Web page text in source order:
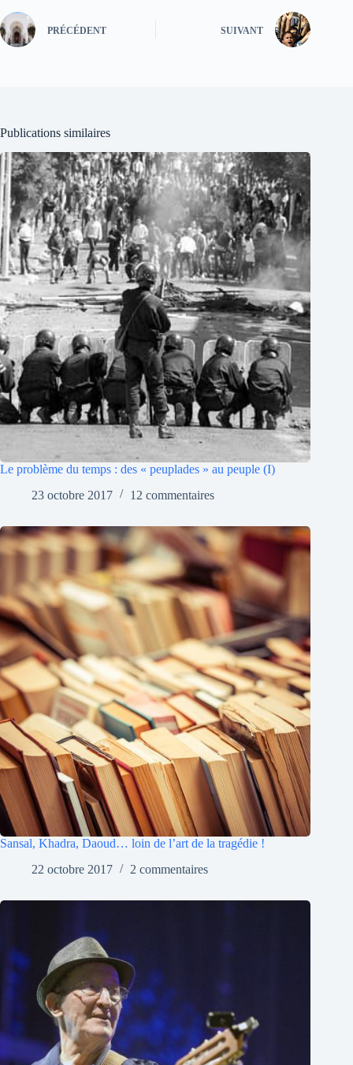
PRÉCÉDENT SUIVANT
Publications similaires
Le problème du temps : des « peuplades » au peuple (I)
23 octobre 2017
12 commentaires
Sansal, Khadra, Daoud… loin de l’art de la tragédie !
22 octobre 2017
2 commentaires